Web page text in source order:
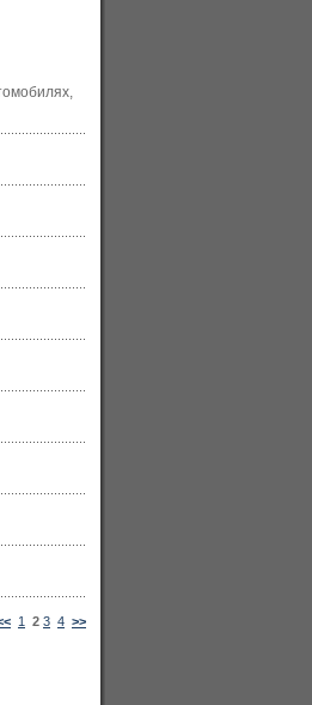
1 2 3 4 >>